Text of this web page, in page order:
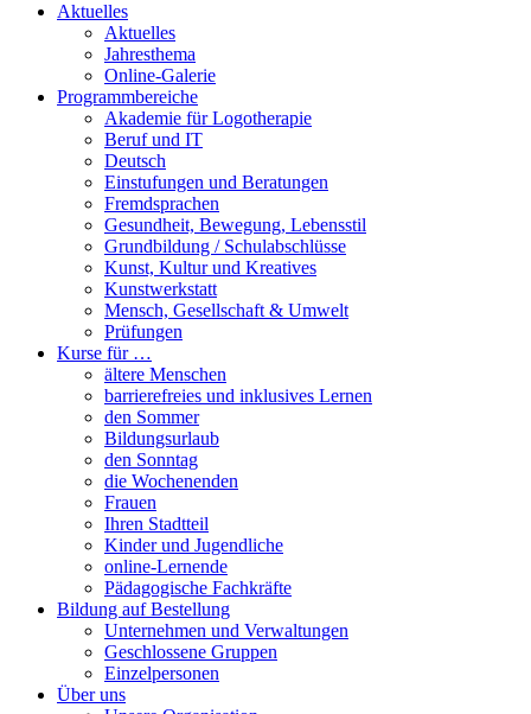
Aktuelles
Aktuelles
Jahresthema
Online-Galerie
Programmbereiche
Akademie für Logotherapie
Beruf und IT
Deutsch
Einstufungen und Beratungen
Fremdsprachen
Gesundheit, Bewegung, Lebensstil
Grundbildung / Schulabschlüsse
Kunst, Kultur und Kreatives
Kunstwerkstatt
Mensch, Gesellschaft & Umwelt
Prüfungen
Kurse für …
ältere Menschen
barrierefreies und inklusives Lernen
den Sommer
Bildungsurlaub
den Sonntag
die Wochenenden
Frauen
Ihren Stadtteil
Kinder und Jugendliche
online-Lernende
Pädagogische Fachkräfte
Bildung auf Bestellung
Unternehmen und Verwaltungen
Geschlossene Gruppen
Einzelpersonen
Über uns